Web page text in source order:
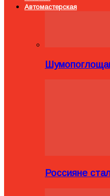
Автомастерская
Россияне